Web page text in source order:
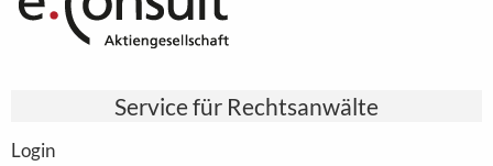
Service für Rechtsanwälte
Login